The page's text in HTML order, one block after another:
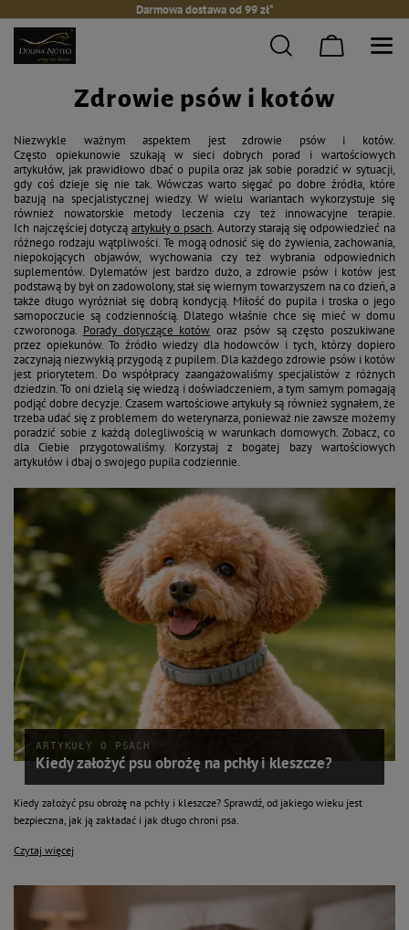
Darmowa dostawa od 99 zł*
Zdrowie psów i kotów
Niezwykle ważnym aspektem jest zdrowie psów i kotów.
Często opiekunowie szukają w sieci dobrych porad i wartościowych
artykułów, jak prawidłowo dbać o pupila oraz jak sobie poradzić w sytuacji,
gdy coś dzieje się nie tak. Wówczas warto sięgać po dobre źródła, które
bazują na specjalistycznej wiedzy. W wielu wariantach wykorzystuje się
również nowatorskie metody leczenia czy też innowacyjne terapie.
Ich najczęściej dotyczą artykuły o psach. Autorzy starają się odpowiedzieć na
różnego rodzaju wątpliwości. Te mogą odnosić się do żywienia, zachowania,
niepokojących objawów, wychowania czy też wybrania odpowiednich
suplementów. Dylematów jest bardzo dużo, a zdrowie psów i kotów jest
podstawą by był on zadowolony, stał się wiernym towarzyszem na co dzień, a
także długo wyróżniał się dobrą kondycją. Miłość do pupila i troska o jego
samopoczucie są codziennością. Dlatego właśnie chce się mieć w domu
czworonoga. Porady dotyczące kotów oraz psów są często poszukiwane
przez opiekunów. To źródło wiedzy dla hodowców i tych, którzy dopiero
zaczynają niezwykłą przygodą z pupilem. Dla każdego zdrowie psów i kotów
jest priorytetem. Do współpracy zaangażowaliśmy specjalistów z różnych
dziedzin. To oni dzielą się wiedzą i doświadczeniem, a tym samym pomagają
podjąć dobre decyzje. Czasem wartościowe artykuły są również sygnałem, że
trzeba udać się z problemem do weterynarza, ponieważ nie zawsze możemy
poradzić sobie z każdą dolegliwością w warunkach domowych. Zobacz, co
dla Ciebie przygotowaliśmy. Korzystaj z bogatej bazy wartościowych
artykułów i dbaj o swojego pupila codziennie.
ARTYKUŁY O PSACH
Kiedy założyć psu obrożę na pchły i kleszcze?
Kiedy założyć psu obrożę na pchły i kleszcze? Sprawdź, od jakiego wieku jest
bezpieczna, jak ją zakładać i jak długo chroni psa.
Czytaj więcej